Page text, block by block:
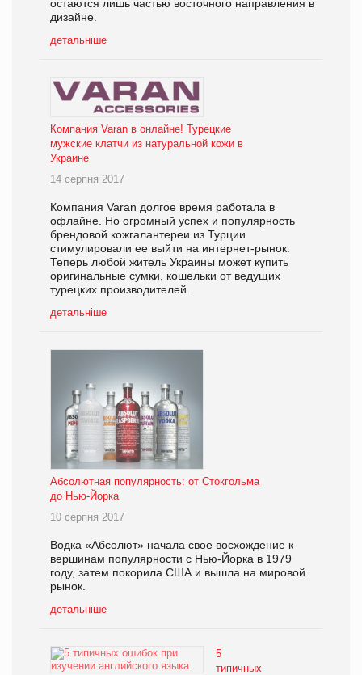
остаются лишь частью восточного направления в
дизайне.
детальніше
Компания Varan в онлайне! Турецкие
мужские клатчи из натуральной кожи в
Украине
14 серпня 2017
Компания Varan долгое время работала в
офлайне. Но огромный успех и популярность
брендовой кожгалантереи из Турции
стимулировали ее выйти на интернет-рынок.
Теперь любой житель Украины может купить
оригинальные сумки, кошельки от ведущих
турецких производителей.
детальніше
Абсолютная популярность: от Стокгольма
до Нью-Йорка
10 серпня 2017
Водка «Абсолют» начала свое восхождение к
вершинам популярности с Нью-Йорка в 1979
году, затем покорила США и вышла на мировой
рынок.
детальніше
5
типичных